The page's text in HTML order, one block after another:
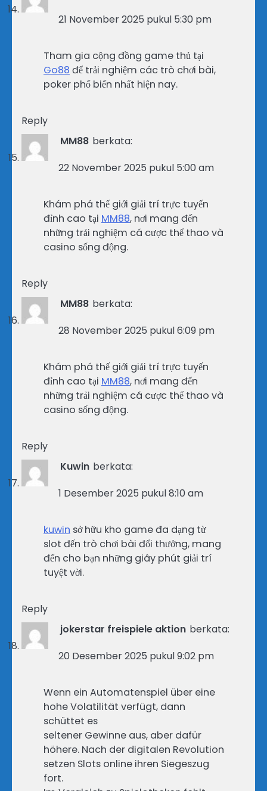
21 November 2025 pukul 5:30 pm
Tham gia cộng đồng game thủ tại
Go88 để trải nghiệm các trò chơi bài,
poker phổ biến nhất hiện nay.
Reply
MM88 berkata:
22 November 2025 pukul 5:00 am
Khám phá thế giới giải trí trực tuyến
đỉnh cao tại MM88, nơi mang đến
những trải nghiệm cá cược thể thao và
casino sống động.
Reply
MM88 berkata:
28 November 2025 pukul 6:09 pm
Khám phá thế giới giải trí trực tuyến
đỉnh cao tại MM88, nơi mang đến
những trải nghiệm cá cược thể thao và
casino sống động.
Reply
Kuwin berkata:
1 Desember 2025 pukul 8:10 am
kuwin sở hữu kho game đa dạng từ
slot đến trò chơi bài đổi thưởng, mang
đến cho bạn những giây phút giải trí
tuyệt vời.
Reply
jokerstar freispiele aktion berkata:
20 Desember 2025 pukul 9:02 pm
Wenn ein Automatenspiel über eine
hohe Volatilität verfügt, dann
schüttet es
seltener Gewinne aus, aber dafür
höhere. Nach der digitalen Revolution
setzen Slots online ihren Siegeszug
fort.